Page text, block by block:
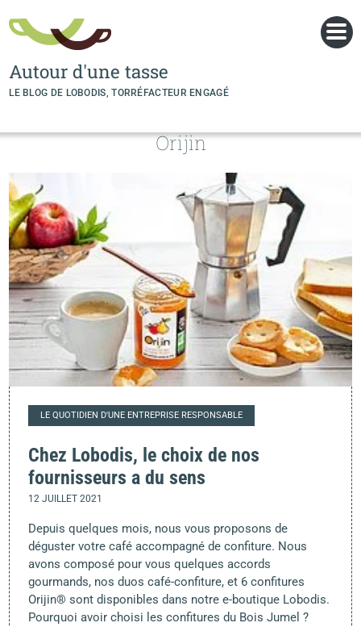
Autour d'une tasse
LE BLOG DE LOBODIS, TORRÉFACTEUR ENGAGÉ
Orijin
LE QUOTIDIEN D'UNE ENTREPRISE RESPONSABLE
Chez Lobodis, le choix de nos
fournisseurs a du sens
12 JUILLET 2021
Depuis quelques mois, nous vous proposons de
déguster votre café accompagné de confiture. Nous
avons composé pour vous quelques accords
gourmands, nos duos café-confiture, et 6 confitures
Orijin® sont disponibles dans notre e-boutique Lobodis.
Pourquoi avoir choisi les confitures du Bois Jumel ?